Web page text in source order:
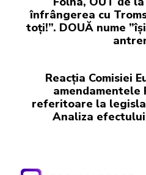
înfrângerea cu
toți!”. DOUĂ nume
Reacția Comisiei
amendamentele
referitoare la
Analiza efectului